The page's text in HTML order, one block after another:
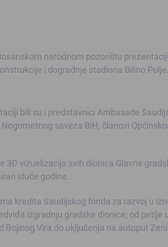
narodnom pozorištu
i dogradnje stadiona Bilino Polje.
bili su i predstavnici Ambasade
saveza BiH, članovi
3D vizuelizacija svih dionica Glavne
iduće godine.
kredita Saudijskog fonda za razvoj u
izgradnju gradske dionice, od petlje
Bojinog Vira do uključenja na autoput